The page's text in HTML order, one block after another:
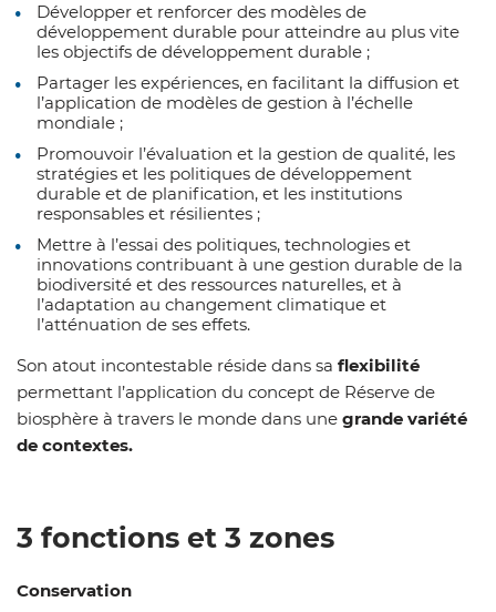
Développer et renforcer des modèles de
développement durable pour atteindre au plus vite
les objectifs de développement durable ;
Partager les expériences, en facilitant la diffusion et
l’application de modèles de gestion à l’échelle
mondiale ;
Promouvoir l’évaluation et la gestion de qualité, les
stratégies et les politiques de développement
durable et de planification, et les institutions
responsables et résilientes ;
Mettre à l’essai des politiques, technologies et
innovations contribuant à une gestion durable de la
biodiversité et des ressources naturelles, et à
l’adaptation au changement climatique et
l’atténuation de ses effets.
Son atout incontestable réside dans sa flexibilité
permettant l’application du concept de Réserve de
biosphère à travers le monde dans une grande variété
de contextes.
3 fonctions et 3 zones
Conservation